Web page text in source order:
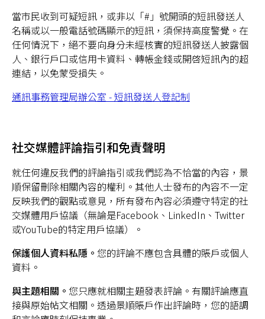
當市民收到可疑短訊，或非以「#」號開頭的短訊發送人
名稱或以一般電話號碼顯示的短訊，須保持高度警覺。在
任何情況下，絕不要向身分未經核實的短訊發送人披露個
人、銀行戶口或信用卡資料、轉帳金錢或開啓短訊內的超
連結，以免蒙受損失。
通訊事務管理局辦公室 - 短訊發送人登記制
社交媒體評論指引和免責聲明
就任何違反我們的評論指引或我們認為不恰當的內容，景
順保留刪除相關內容的權利。其他人士發布的內容不一定
反映我們的觀點或意見，所有發布內容必須遵守特定的社
交媒體用戶協議（無論是Facebook、LinkedIn、Twitter
或YouTube的特定用戶協議）。
保護個人資料私隱。 您的評論不應包含具體的賬戶或個人
資料。
與主題相關。 您只應就相關主題發表評論。有關評論應直
接與原始帖文相關。透過景順賬戶作出評論時，您的語調